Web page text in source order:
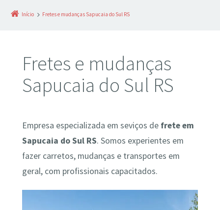
Início Fretes e mudanças Sapucaia do Sul RS
Fretes e mudanças
Sapucaia do Sul RS
Empresa especializada em seviços de frete em
Sapucaia do Sul RS. Somos experientes em
fazer carretos, mudanças e transportes em
geral, com profissionais capacitados.